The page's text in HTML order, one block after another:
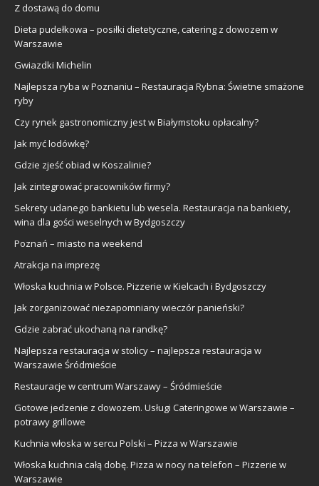
Z dostawą do domu
Dieta pudełkowa – posiłki dietetyczne, catering z dowozem w
Warszawie
Gwiazdki Michelin
Najlepsza ryba w Poznaniu – Restauracja Rybna: Świetne smażone
ryby
Czy rynek gastronomiczny jest w Białymstoku opłacalny?
Jak myć lodówkę?
Gdzie zjeść obiad w Koszalinie?
Jak zintegrować pracowników firmy?
Sekrety udanego bankietu lub wesela. Restauracja na bankiety,
wina dla gości weselnych w Bydgoszczy
Poznań – miasto na weekend
Atrakcja na imprezę
Włoska kuchnia w Polsce. Pizzerie w Kielcach i Bydgoszczy
Jak zorganizować niezapomniany wieczór panieński?
Gdzie zabrać ukochaną na randkę?
Najlepsza restauracja w stolicy – najlepsza restauracja w
Warszawie Śródmieście
Restauracje w centrum Warszawy – Śródmieście
Gotowe jedzenie z dowozem. Usługi Cateringowe w Warszawie –
potrawy grillowe
Kuchnia włoska w sercu Polski – Pizza w Warszawie
Włoska kuchnia całą dobę. Pizza w nocy na telefon – Pizzerie w
Warszawie